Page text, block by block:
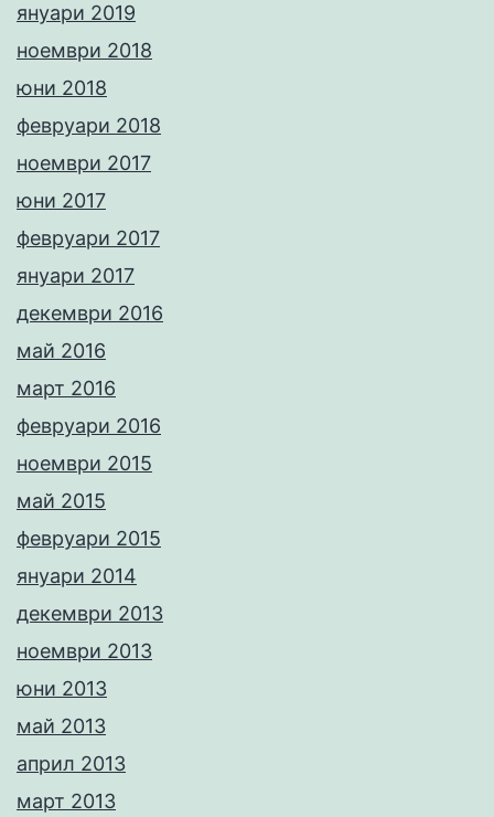
януари 2019
ноември 2018
юни 2018
февруари 2018
ноември 2017
юни 2017
февруари 2017
януари 2017
декември 2016
май 2016
март 2016
февруари 2016
ноември 2015
май 2015
февруари 2015
януари 2014
декември 2013
ноември 2013
юни 2013
май 2013
април 2013
март 2013